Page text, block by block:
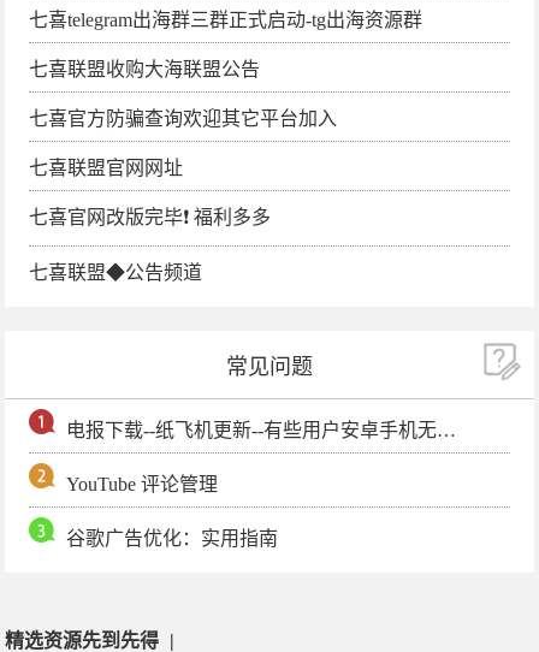
七喜telegram出海群三群正式启动-tg出海资源群
七喜联盟收购大海联盟公告
七喜官方防骗查询欢迎其它平台加入
七喜联盟官网网址
七喜官网改版完毕❗️ 福利多多
七喜联盟◆公告频道
常见问题
电报下载--纸飞机更新--有些用户安卓手机无法更新电报软件
YouTube 评论管理
谷歌广告优化：实用指南
精选资源先到先得 |